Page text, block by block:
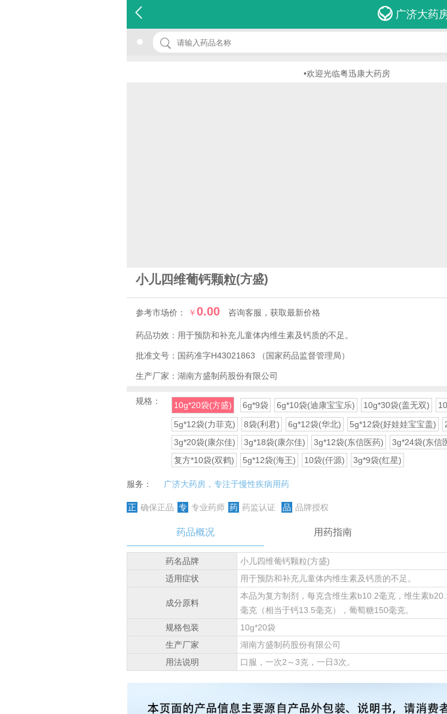
广济大药
•欢迎光临粤迅康大药房
小儿四维葡钙颗粒(方盛)
参考市场价： ￥0.00 咨询客服，获取最新价格
药品功效： 用于预防和补充儿童体内维生素及钙质的不足。
批准文号： 国药准字H43021863 （国家药品监督管理局）
生产厂家： 湖南方盛制药股份有限公司
规格： 10g*20袋(方盛) 6g*9袋 6g*10袋(迪康宝宝乐) 10g*30袋(盖无双)
5g*12袋(力菲克)
8袋(利君) 6g*12袋(华北) 5g*12袋(好娃娃宝宝盖)
3g*20袋(康尔佳)
3g*18袋(康尔佳) 3g*12袋(东信医药) 3g*24袋(东信
复方*10袋(双鹤)
5g*12袋(海王) 10袋(仟源) 3g*9袋(红星)
服务： 广济大药房，专注于慢性疾病用药
正 确保正品 专 专业药师 药 药监认证 品 品牌授权
药品概况 用药指南
药名品牌
小儿四维葡钙颗粒(方盛)
适用症状
用于预防和补充儿童体内维生素及钙质的不足。
成分原料
本品为复方制剂，每克含维生素b10.2毫克，维生素
毫克（相当于钙13.5毫克），葡萄糖150毫克。
规格包装
10g*20袋
生产厂家
湖南方盛制药股份有限公司
用法说明
口服，一次2～3克，一日3次。